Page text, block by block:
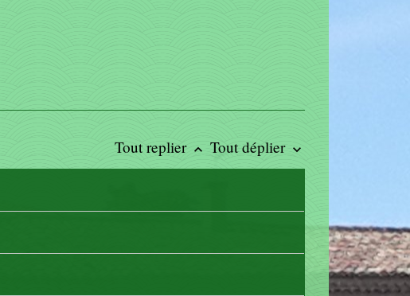
Tout replier keyboard_arrow_up Tout déplier keyboard_arrow_down